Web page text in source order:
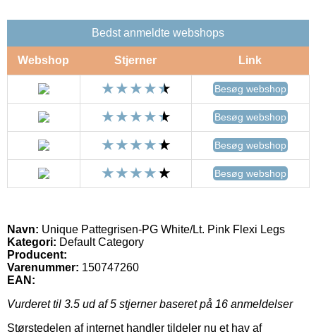
Bedst anmeldte webshops
Webshop Stjerner Link
Besøg webshop
Besøg webshop
Besøg webshop
Besøg webshop
Navn: Unique Pattegrisen-PG White/Lt. Pink Flexi Legs
Kategori: Default Category
Producent:
Varenummer: 150747260
EAN:
Vurderet til 3.5 ud af 5 stjerner baseret på 16 anmeldelser
Størstedelen af internet handler tildeler nu et hav af